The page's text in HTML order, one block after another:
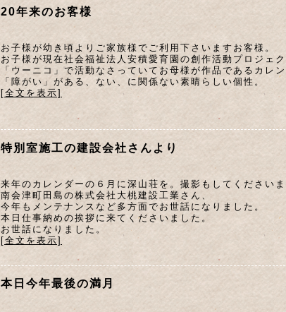
20年来のお客様
お子様が幼き頃よりご家族様でご利用下さいますお客様。
お子様が現在社会福祉法人安積愛育園の創作活動プロジェク
「ウーニコ」で活動なさっていてお母様が作品であるカレ
「障がい」がある、ない、に関係ない素晴らしい個性。
[全文を表示]
特別室施工の建設会社さんより
来年のカレンダーの６月に深山荘を。撮影もしてくださいま
南会津町田島の株式会社大桃建設工業さん、
今年もメンテナンスなど多方面でお世話になりました。
本日仕事納めの挨拶に来てくださいました。
お世話になりました。
[全文を表示]
本日今年最後の満月